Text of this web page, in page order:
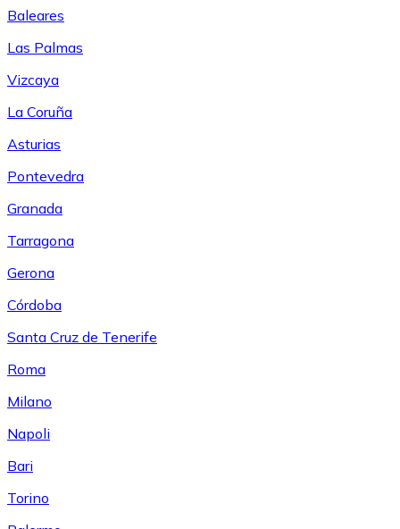
Baleares
Las Palmas
Vizcaya
La Coruña
Asturias
Pontevedra
Granada
Tarragona
Gerona
Córdoba
Santa Cruz de Tenerife
Roma
Milano
Napoli
Bari
Torino